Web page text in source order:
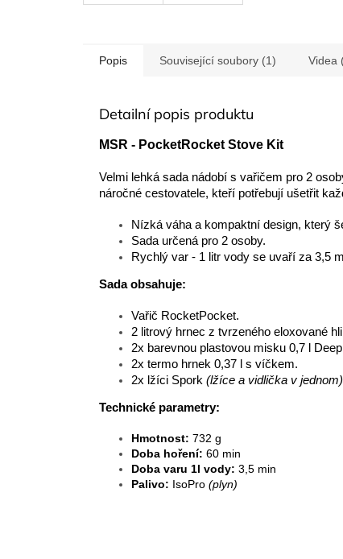
Popis Související soubory (1) Videa
Detailní popis produktu
MSR - PocketRocket Stove Kit
Velmi lehká sada nádobí s vařičem pro 2
náročné cestovatele, kteří potřebují ušetřit
Nízká váha a kompaktní design, který
Sada určená pro 2 osoby.
Rychlý var - 1 litr vody se uvaří za 3,5
Sada obsahuje:
Vařič RocketPocket.
2 litrový hrnec z tvrzeného eloxované
2x barevnou plastovou misku 0,7 l
2x termo hrnek 0,37 l s víčkem.
2x lžíci Spork (lžíce a vidlička v
Technické parametry:
Hmotnost: 732 g
Doba hoření: 60 min
Doba varu 1l vody: 3,5 min
Palivo: IsoPro (plyn)